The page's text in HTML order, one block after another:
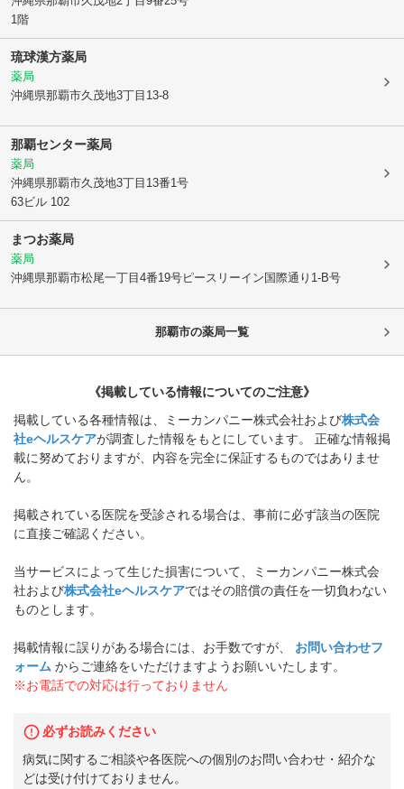
1階
琉球漢方薬局
薬局
沖縄県那覇市久茂地3丁目13-8
那覇センター薬局
薬局
沖縄県那覇市久茂地3丁目13番1号
63ビル 102
まつお薬局
薬局
沖縄県那覇市松尾一丁目4番19号ピースリーイン国際通り1-B号
那覇市の薬局一覧
《掲載している情報についてのご注意》
掲載している各種情報は、ミーカンパニー株式会社および株式会
社eヘルスケアが調査した情報をもとにしています。 正確な情報掲
載に努めておりますが、内容を完全に保証するものではありませ
ん。
掲載されている医院を受診される場合は、事前に必ず該当の医院
に直接ご確認ください。
当サービスによって生じた損害について、ミーカンパニー株式会
社および株式会社eヘルスケアではその賠償の責任を一切負わない
ものとします。
掲載情報に誤りがある場合には、お手数ですが、
お問い合わせフ
ォーム からご連絡をいただけますようお願いいたします。
※お電話での対応は行っておりません
必ずお読みください
病気に関するご相談や各医院への個別のお問い合わせ・紹介な
どは受け付けておりません。